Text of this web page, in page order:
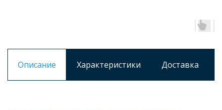
Описание Характеристики Доставка